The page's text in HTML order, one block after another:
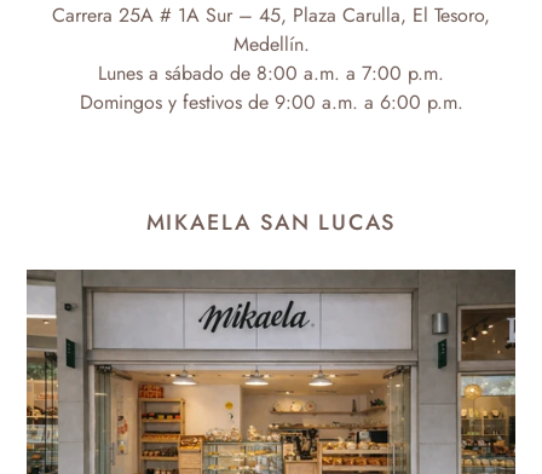
Carrera 25A # 1A Sur – 45, Plaza Carulla, El Tesoro,
Medellín.
Lunes a sábado de 8:00 a.m. a 7:00 p.m.
Domingos y festivos de 9:00 a.m. a 6:00 p.m.
MIKAELA SAN LUCAS